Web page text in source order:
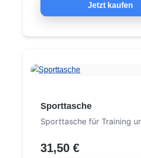
Jetzt kaufen
Sporttasche
Sporttasche für Training
31,50 €